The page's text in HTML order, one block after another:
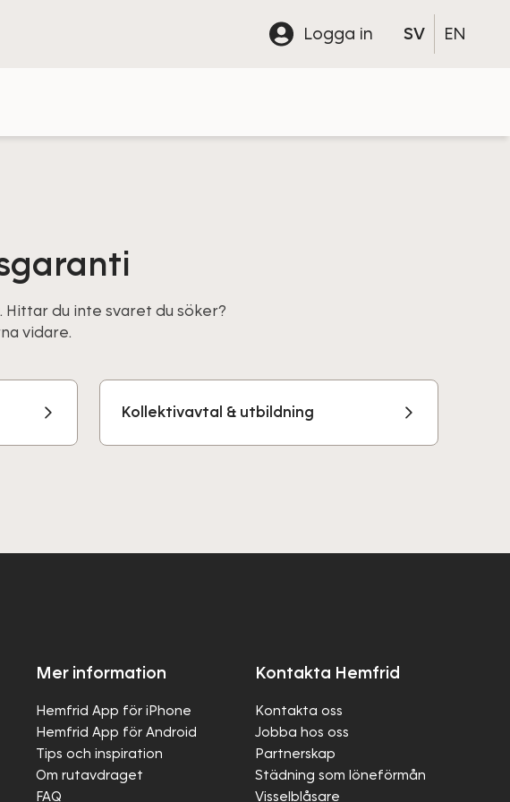
Logga in SV EN
Hittar du inte svaret du söker?
vidare.
Kollektivavtal & utbildning
Mer information
Hemfrid App för iPhone
Hemfrid App för Android
Tips och inspiration
Om rutavdraget
FAQ
Kontakta Hemfrid
Kontakta oss
Jobba hos oss
Partnerskap
Städning som löneförmån
Visselblåsare